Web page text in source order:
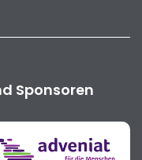
Sponsoren